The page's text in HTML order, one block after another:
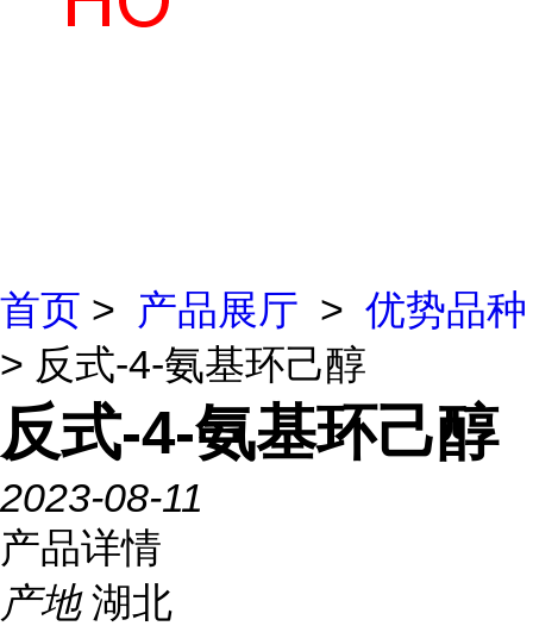
首页 > 产品展厅 > 优势品种
> 反式-4-氨基环己醇
反式-4-氨基环己醇
2023-08-11
产品详情
产地 湖北